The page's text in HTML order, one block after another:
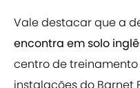
Vale destacar que a
encontra em solo
centro de